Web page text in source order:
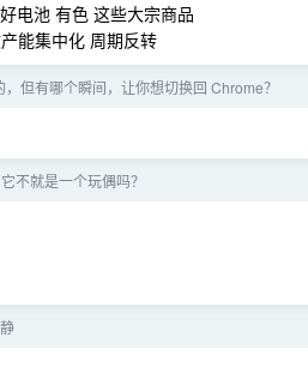
电池 有色 这些大宗商品
能集中化 周期反转
但有哪个瞬间，让你想切换回 Chrome？
不就是一个玩偶吗？